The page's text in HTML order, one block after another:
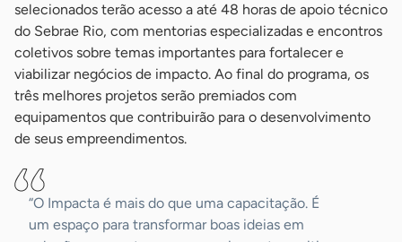
selecionados terão acesso a até 48 horas de apoio técnico
do Sebrae Rio, com mentorias especializadas e encontros
coletivos sobre temas importantes para fortalecer e
viabilizar negócios de impacto. Ao final do programa, os
três melhores projetos serão premiados com
equipamentos que contribuirão para o desenvolvimento
de seus empreendimentos.
“O Impacta é mais do que uma capacitação. É
um espaço para transformar boas ideias em